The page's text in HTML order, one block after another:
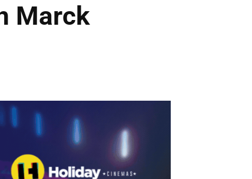
Marck